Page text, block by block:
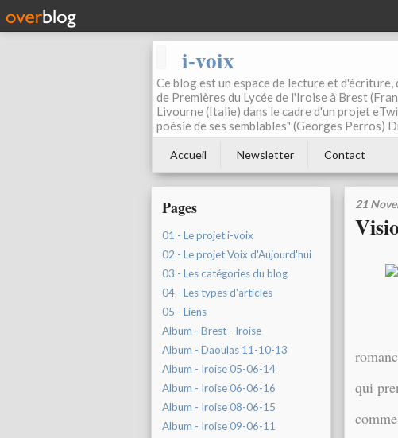
i-voix
Ce blog est un espace de lecture et
de Premières du Lycée de l'Iroise à Brest
Livourne (Italie) dans le cadre d'un projet
poésie de ses semblables" (Georges Perros)
Accueil Newsletter Contact
Pages
01 - Le projet i-voix
02 - Le projet Voix d'Aujourd'hui
03 - Les catégories du blog
04 - Les types d'articles
05 - Liens
Album - Brest - Iroise
Album - Daoulas 11-10-13
Album - Iroise 05-06-14
Album - Iroise 06-06-16
Album - Iroise 08-06-15
Album - Iroise 09-06-11
21
qui